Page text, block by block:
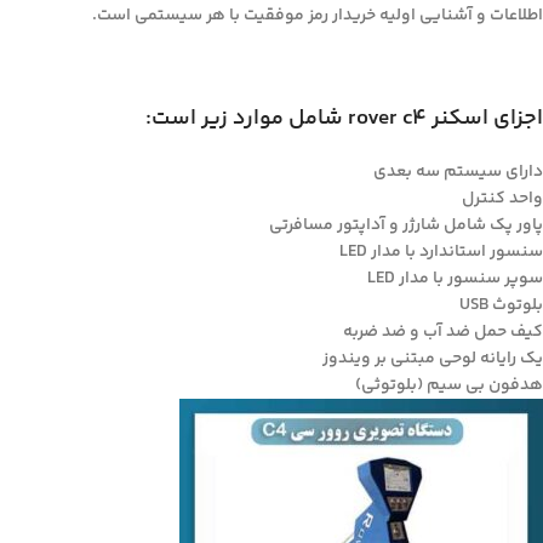
اطلاعات و آشنایی اولیه خریدار رمز موفقیت با هر سیستمی است.
اجزای اسکنر rover c4 شامل موارد زیر است:
دارای سیستم سه بعدی
واحد کنترل
پاور پک شامل شارژر و آداپتور مسافرتی
سنسور استاندارد با مدار LED
سوپر سنسور با مدار LED
بلوتوث USB
کیف حمل ضد آب و ضد ضربه
یک رایانه لوحی مبتنی بر ویندوز
هدفون بی سیم (بلوتوثی)